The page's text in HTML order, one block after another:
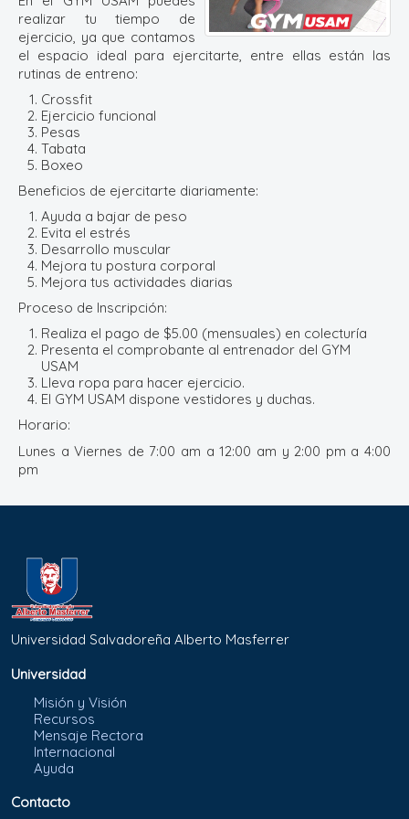
realizar tu tiempo de
ejercicio, ya que contamos
el espacio ideal para ejercitarte, entre ellas están las
rutinas de entreno:
Crossfit
Ejercicio funcional
Pesas
Tabata
Boxeo
Beneficios de ejercitarte diariamente:
Ayuda a bajar de peso
Evita el estrés
Desarrollo muscular
Mejora tu postura corporal
Mejora tus actividades diarias
Proceso de Inscripción:
Realiza el pago de $5.00 (mensuales) en colecturía
Presenta el comprobante al entrenador del GYM
USAM
Lleva ropa para hacer ejercicio.
El GYM USAM dispone vestidores y duchas.
Horario:
Lunes a Viernes de 7:00 am a 12:00 am y 2:00 pm a 4:00
pm
Universidad Salvadoreña Alberto Masferrer
Universidad
Misión y Visión
Recursos
Mensaje Rectora
Internacional
Ayuda
Contacto